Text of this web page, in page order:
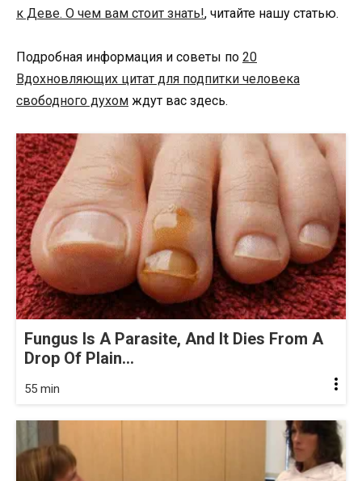
к Деве. О чем вам стоит знать!, читайте нашу статью.
Подробная информация и советы по 20
Вдохновляющих цитат для подпитки человека
свободного духом ждут вас здесь.
Fungus Is A Parasite, And It Dies From A
Drop Of Plain...
55 min